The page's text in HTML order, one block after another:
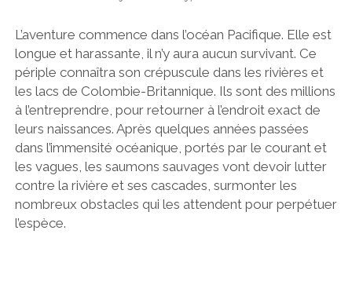
L’aventure commence dans l’océan Pacifique. Elle est
longue et harassante, il n’y aura aucun survivant. Ce
périple connaîtra son crépuscule dans les rivières et
les lacs de Colombie-Britannique. Ils sont des millions
à l’entreprendre, pour retourner à l’endroit exact de
leurs naissances. Après quelques années passées
dans l’immensité océanique, portés par le courant et
les vagues, les saumons sauvages vont devoir lutter
contre la rivière et ses cascades, surmonter les
nombreux obstacles qui les attendent pour perpétuer
l’espèce.